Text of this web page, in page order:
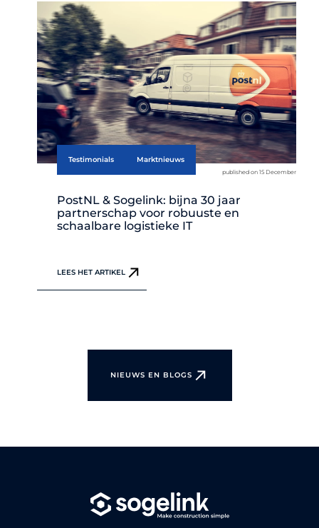
Testimonials Marktnieuws
published on 15 December
PostNL & Sogelink: bijna 30 jaar
partnerschap voor robuuste en
schaalbare logistieke IT
LEES HET ARTIKEL
NIEUWS EN BLOGS